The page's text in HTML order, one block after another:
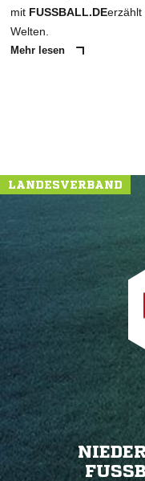
mit FUSSBALL.DEerzählt
Welten.
Mehr lesen
LANDESVERBAND